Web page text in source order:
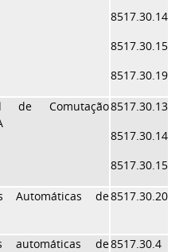
8517.30.14
8517.30.15
8517.30.19
de Comutação8517.30.13
8517.30.14
8517.30.15
Automáticas de8517.30.20
automáticas de8517.30.4